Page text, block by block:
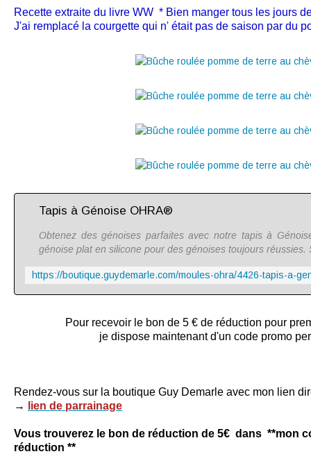
Recette extraite du livre WW * Bien manger tous les jours
J'ai remplacé la courgette qui n' était pas de saison par du
Tapis à Génoise OHRA®
Obtenez des génoises parfaites avec notre tapis à
génoise plat en silicone pour des génoises toujours réussies.
Pour recevoir le bon de 5 € de réduction pour
je dispose maintenant d'un code promo
Rendez-vous sur la boutique Guy Demarle avec mon lien
→
lien de parrainage
Vous trouverez le bon de réduction de 5€ dans **mon
réduction **